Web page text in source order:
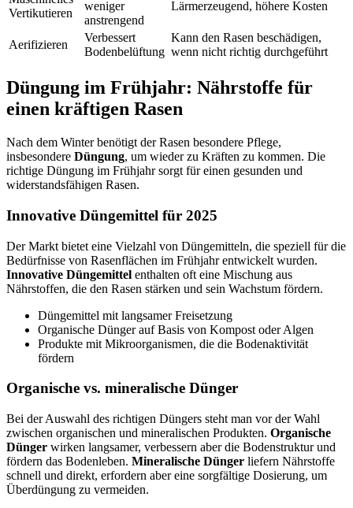
Vertikutieren
weniger
anstrengend
Lärmerzeugend, höhere Kosten
Aerifizieren
Verbessert
Bodenbelüftung
Kann den Rasen beschädigen,
wenn nicht richtig durchgeführt
Düngung im Frühjahr: Nährstoffe für
einen kräftigen Rasen
Nach dem Winter benötigt der Rasen besondere Pflege,
insbesondere Düngung, um wieder zu Kräften zu kommen. Die
richtige Düngung im Frühjahr sorgt für einen gesunden und
widerstandsfähigen Rasen.
Innovative Düngemittel für 2025
Der Markt bietet eine Vielzahl von Düngemitteln, die speziell für die
Bedürfnisse von Rasenflächen im Frühjahr entwickelt wurden.
Innovative Düngemittel enthalten oft eine Mischung aus
Nährstoffen, die den Rasen stärken und sein Wachstum fördern.
Düngemittel mit langsamer Freisetzung
Organische Dünger auf Basis von Kompost oder Algen
Produkte mit Mikroorganismen, die die Bodenaktivität
fördern
Organische vs. mineralische Dünger
Bei der Auswahl des richtigen Düngers steht man vor der Wahl
zwischen organischen und mineralischen Produkten. Organische
Dünger wirken langsamer, verbessern aber die Bodenstruktur und
fördern das Bodenleben. Mineralische Dünger liefern Nährstoffe
schnell und direkt, erfordern aber eine sorgfältige Dosierung, um
Überdüngung zu vermeiden.